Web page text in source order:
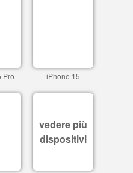
Pro iPhone 15
vedere più
dispositivi